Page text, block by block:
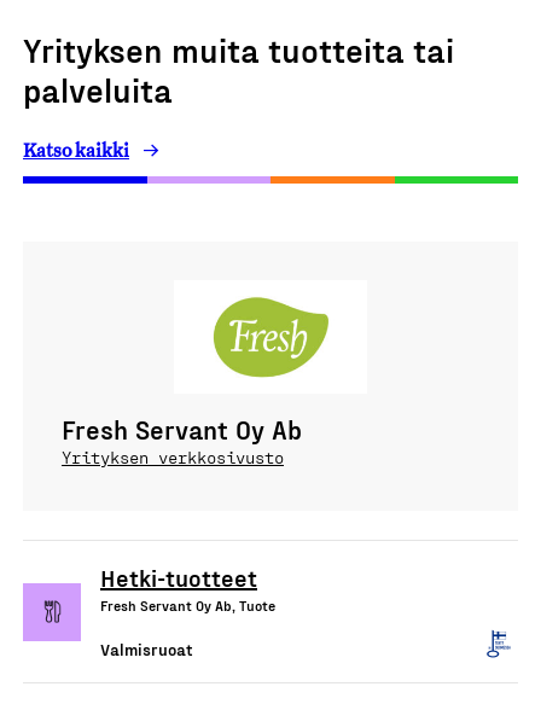
Yrityksen muita tuotteita tai
palveluita
Katso kaikki
Fresh Servant Oy Ab
Yrityksen verkkosivusto
Hetki-tuotteet
Fresh Servant Oy Ab, Tuote
Valmisruoat